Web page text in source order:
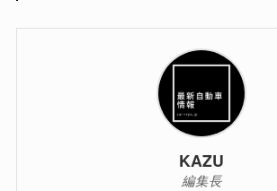
KAZU
編集長